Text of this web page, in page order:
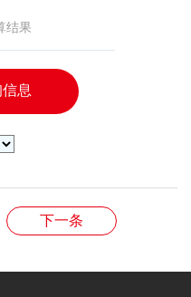
下一条